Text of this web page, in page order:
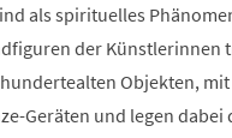
als spirituelles
der Künstlerinnen
Objekten,
Geräten und legen dabei